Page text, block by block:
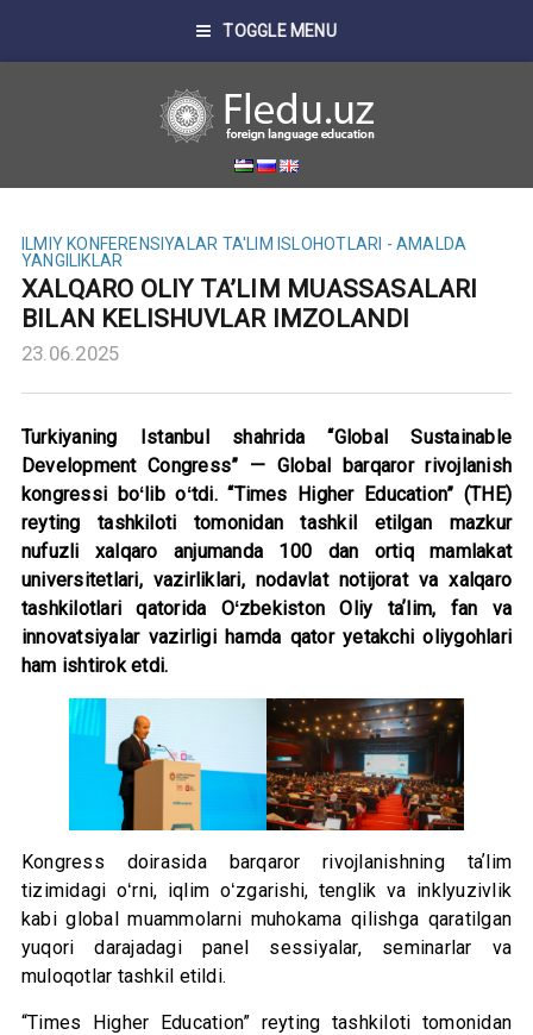
TOGGLE MENU
ILMIY KONFERENSIYALAR TA'LIM ISLOHOTLARI - AMALDA
YANGILIKLAR
XALQARO OLIY TA’LIM MUASSASALARI
BILAN KELISHUVLAR IMZOLANDI
23.06.2025
Turkiyaning Istanbul shahrida “Global Sustainable
Development Congress” — Global barqaror rivojlanish
kongressi boʻlib oʻtdi. “Times Higher Education” (THE)
reyting tashkiloti tomonidan tashkil etilgan mazkur
nufuzli xalqaro anjumanda 100 dan ortiq mamlakat
universitetlari, vazirliklari, nodavlat notijorat va xalqaro
tashkilotlari qatorida Oʻzbekiston Oliy taʼlim, fan va
innovatsiyalar vazirligi hamda qator yetakchi oliygohlari
ham ishtirok etdi.
Kongress doirasida barqaror rivojlanishning taʼlim
tizimidagi oʻrni, iqlim oʻzgarishi, tenglik va inklyuzivlik
kabi global muammolarni muhokama qilishga qaratilgan
yuqori darajadagi panel sessiyalar, seminarlar va
muloqotlar tashkil etildi.
“Times Higher Education” reyting tashkiloti tomonidan